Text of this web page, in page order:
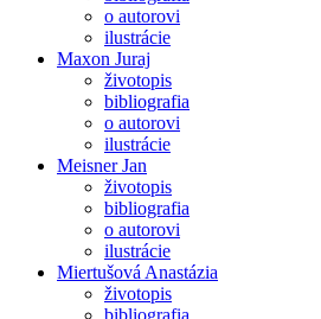
o autorovi
ilustrácie
Maxon Juraj
životopis
bibliografia
o autorovi
ilustrácie
Meisner Jan
životopis
bibliografia
o autorovi
ilustrácie
Miertušová Anastázia
životopis
bibliografia